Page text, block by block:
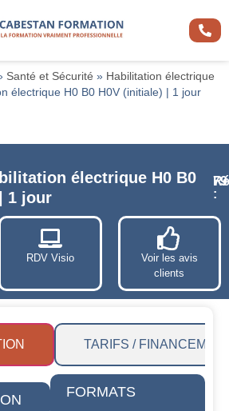
Santé et Sécurité » Habilitation électrique
électrique H0 B0 H0V (initiale) | 1 jour
électrique H0 B0
1 jour
:
RDV Visio
Voir les avis
clients
TARIFS /
FORMATS